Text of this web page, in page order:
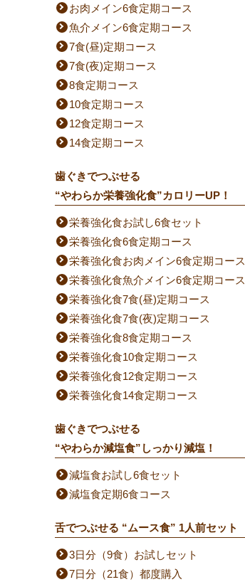
お肉メイン6食定期コース
魚介メイン6食定期コース
7食(昼)定期コース
7食(夜)定期コース
8食定期コース
10食定期コース
12食定期コース
14食定期コース
歯ぐきでつぶせる
“やわらか栄養強化食”カロリーUP！
栄養強化食お試し6食セット
栄養強化食6食定期コース
栄養強化食お肉メイン6食定期コース
栄養強化食魚介メイン6食定期コース
栄養強化食7食(昼)定期コース
栄養強化食7食(夜)定期コース
栄養強化食8食定期コース
栄養強化食10食定期コース
栄養強化食12食定期コース
栄養強化食14食定期コース
歯ぐきでつぶせる
“やわらか減塩食”しっかり減塩！
減塩食お試し6食セット
減塩食定期6食コース
舌でつぶせる “ムース食” 1人前セット
3日分（9食）お試しセット
7日分（21食）都度購入